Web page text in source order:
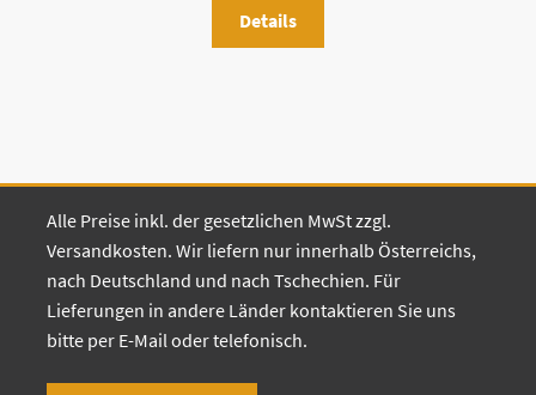
Details
Alle Preise inkl. der gesetzlichen MwSt zzgl.
Versandkosten. Wir liefern nur innerhalb Österreichs,
nach Deutschland und nach Tschechien. Für
Lieferungen in andere Länder kontaktieren Sie uns
bitte per E-Mail oder telefonisch.